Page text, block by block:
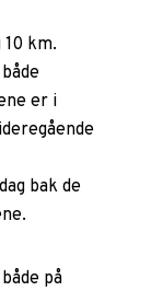
km.
er i
bak de
på